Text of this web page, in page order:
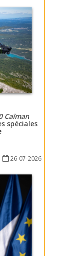
Caïman
spéciales
26-07-2026